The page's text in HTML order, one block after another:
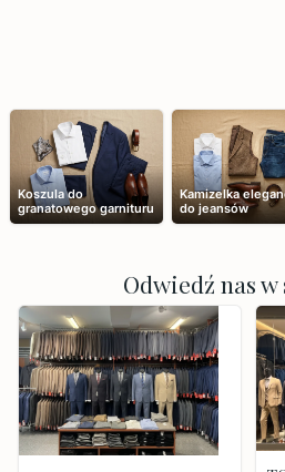
Koszula do
granatowego garnituru
Kamizelka
do jeansów
Odwiedź nas w